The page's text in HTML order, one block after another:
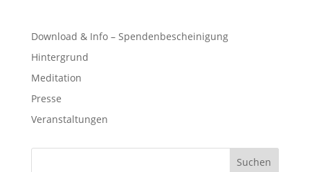
Download & Info – Spendenbescheinigung
Hintergrund
Meditation
Presse
Veranstaltungen
Suchen